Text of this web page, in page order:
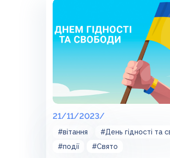
21/11/2023/
#вітання
#День гідності та
#події
#Свято